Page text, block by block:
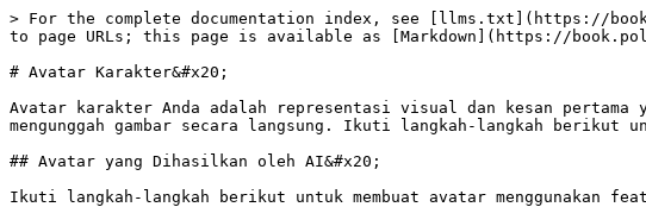
> For the complete documentation index, see [llms.txt](https://
to page URLs; this page is available as [Markdown](https://
# Avatar Karakter&#x20;
Avatar karakter Anda adalah representasi visual dan kesan pertama
mengunggah gambar secara langsung. Ikuti langkah-langkah berikut
## Avatar yang Dihasilkan oleh AI&#x20;
Ikuti langkah-langkah berikut untuk membuat avatar menggunakan